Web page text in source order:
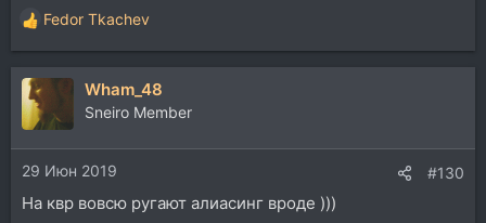
Р
е
а
к
ц
и
и
:
Fedor Tkachev
Wham_48
Sneiro Member
29 Июн 2019 #130
На квр вовсю ругают алиасинг вроде )))